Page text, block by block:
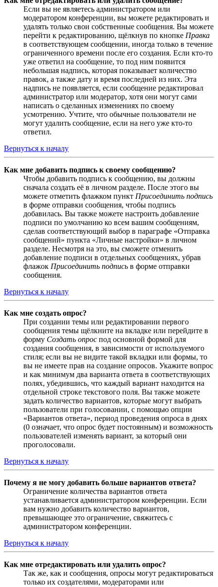
Если вы не являетесь администратором или
модератором конференции, вы можете редактировать и
удалять только свои собственные сообщения. Вы можете
перейти к редактированию, щёлкнув по кнопке Правка
в соответствующем сообщении, иногда только в течение
ограниченного времени после его создания. Если кто-то
уже ответил на сообщение, то под ним появится
небольшая надпись, которая показывает количество
правок, а также дату и время последней из них. Эта
надпись не появляется, если сообщение редактировал
администратор или модератор, хотя они могут сами
написать о сделанных изменениях по своему
усмотрению. Учтите, что обычные пользователи не
могут удалить сообщение, если на него уже кто-то
ответил.
Вернуться к началу
Как мне добавить подпись к своему сообщению?
Чтобы добавить подпись к сообщению, вы должны
сначала создать её в личном разделе. После этого вы
можете отметить флажком пункт Присоединить подпись
в форме отправки сообщения, чтобы подпись
добавилась. Вы также можете настроить добавление
подписи по умолчанию ко всем вашим сообщениям,
сделав соответствующий выбор в параграфе «Отправка
сообщений» пункта «Личные настройки» в личном
разделе. Несмотря на это, вы сможете отменить
добавление подписи в отдельных сообщениях, убрав
флажок Присоединить подпись в форме отправки
сообщения.
Вернуться к началу
Как мне создать опрос?
При создании темы или редактировании первого
сообщения темы щёлкните на вкладке или перейдите в
форму Создать опрос под основной формой для
создания сообщения, в зависимости от используемого
стиля; если вы не видите такой вкладки или формы, то
вы не имеете прав на создание опросов. Укажите вопрос
и как минимум два варианта ответа в соответствующих
полях, убедившись, что каждый вариант находится на
отдельной строке текстового поля. Вы также можете
задать количество вариантов, которые могут выбрать
пользователи при голосовании, с помощью опции
«Вариантов ответа», период проведения опроса в днях
(0 означает, что опрос будет постоянным) и возможность
пользователей изменять вариант, за который они
проголосовали.
Вернуться к началу
Почему я не могу добавить больше вариантов ответа?
Ограничение количества вариантов ответа
устанавливается администратором конференции. Если
вам нужно добавить количество вариантов,
превышающее это ограничение, свяжитесь с
администратором конференции.
Вернуться к началу
Как мне отредактировать или удалить опрос?
Так же, как и сообщения, опросы могут редактироваться
только их создателями, модераторами или